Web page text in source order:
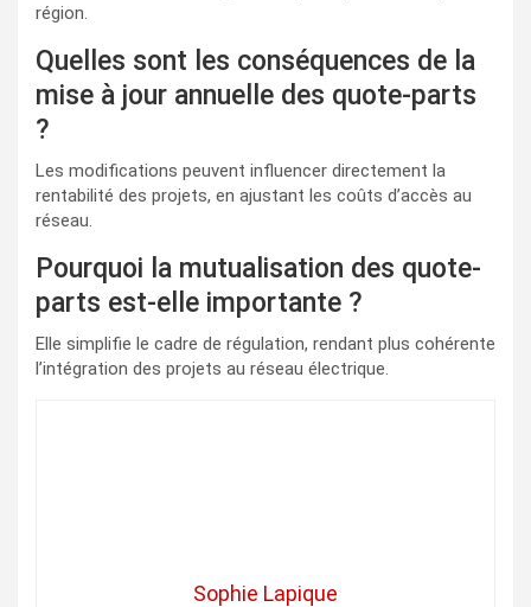
région.
Quelles sont les conséquences de la
mise à jour annuelle des quote-parts
?
Les modifications peuvent influencer directement la
rentabilité des projets, en ajustant les coûts d’accès au
réseau.
Pourquoi la mutualisation des quote-
parts est-elle importante ?
Elle simplifie le cadre de régulation, rendant plus cohérente
l’intégration des projets au réseau électrique.
Sophie Lapique